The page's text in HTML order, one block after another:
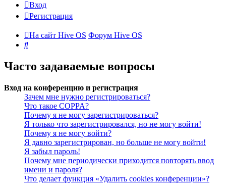
Вход
Регистрация
На сайт Hive OS Форум Hive OS
Поиск
Часто задаваемые вопросы
Вход на конференцию и регистрация
Зачем мне нужно регистрироваться?
Что такое COPPA?
Почему я не могу зарегистрироваться?
Я только что зарегистрировался, но не могу войти!
Почему я не могу войти?
Я давно зарегистрирован, но больше не могу войти!
Я забыл пароль!
Почему мне периодически приходится повторять ввод
имени и пароля?
Что делает функция «Удалить cookies конференции»?